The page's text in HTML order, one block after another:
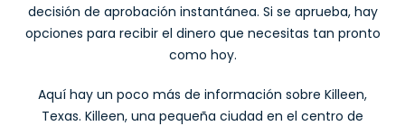
decisión de aprobación instantánea. Si se aprueba, hay
opciones para recibir el dinero que necesitas tan pronto
como hoy.
Aquí hay un poco más de información sobre Killeen,
Texas. Killeen, una pequeña ciudad en el centro de